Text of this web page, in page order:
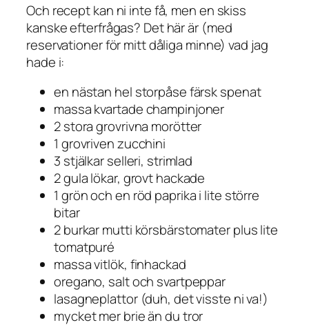
Och recept kan ni inte få, men en skiss
kanske efterfrågas? Det här är (med
reservationer för mitt dåliga minne) vad jag
hade i:
en nästan hel storpåse färsk spenat
massa kvartade champinjoner
2 stora grovrivna morötter
1 grovriven zucchini
3 stjälkar selleri, strimlad
2 gula lökar, grovt hackade
1 grön och en röd paprika i lite större
bitar
2 burkar mutti körsbärstomater plus lite
tomatpuré
massa vitlök, finhackad
oregano, salt och svartpeppar
lasagneplattor (duh, det visste ni va!)
mycket mer brie än du tror